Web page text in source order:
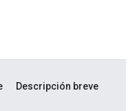
Descripción breve